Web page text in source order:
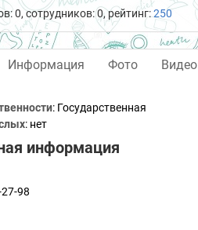
0, сотрудников: 0, рейтинг:250
Информация Фото Видео
: Государственная
: нет
информация
98